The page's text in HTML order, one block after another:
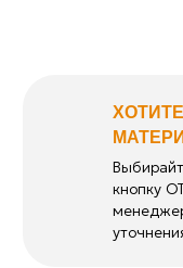
кнопку